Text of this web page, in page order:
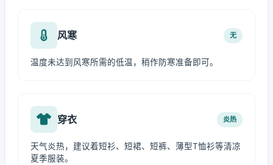
风寒 无
温度未达到风寒所需的低温，稍作防寒准备即可。
穿衣 炎热
天气炎热，建议着短衫、短裙、短裤、薄型T恤衫等清凉
夏季服装。